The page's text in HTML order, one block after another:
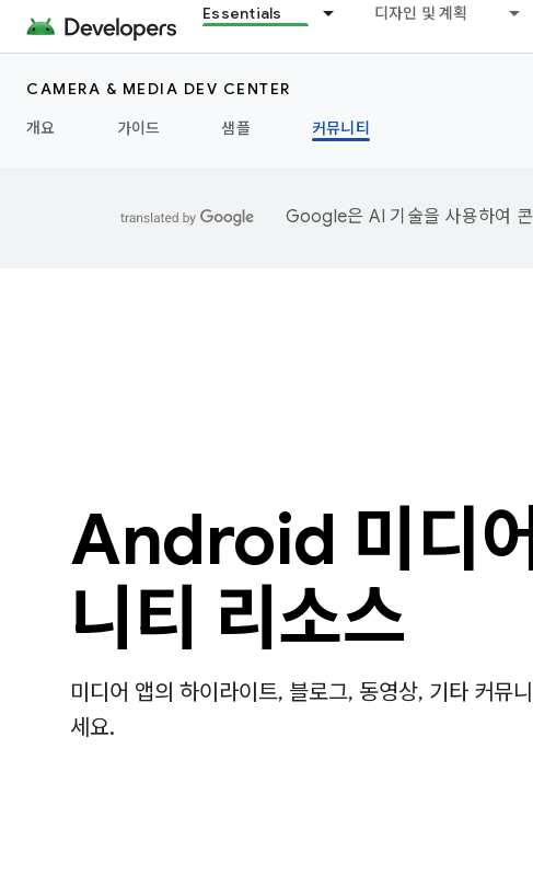
Essentials 디자인 및 계획
CAMERA & MEDIA DEV CENTER
개요
가이드 샘플 커뮤니티
Google은 AI 기술을 사용하여
Android 미디
니티 리소스
미디어 앱의 하이라이트, 블로그, 동영상, 기타 커뮤
세요.